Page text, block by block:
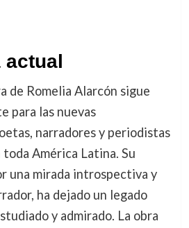
actual
de Romelia Alarcón sigue
para las nuevas
narradores y periodistas
América Latina. Su
una mirada introspectiva y
ha dejado un legado
y admirado. La obra